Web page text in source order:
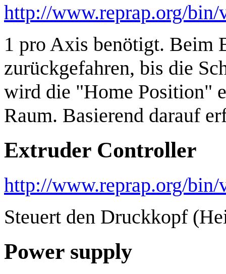
http://www.reprap.org/
1 pro Axis benötigt. Beim
zurückgefahren, bis die
wird die "Home Position"
Raum. Basierend darauf
Extruder Controller
http://www.reprap.org/
Steuert den Druckkopf
Power supply